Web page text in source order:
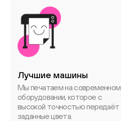
Лучшие машины
Мы печатаем на современном
оборудовании, которое с
высокой точностью передаёт
заданные цвета.